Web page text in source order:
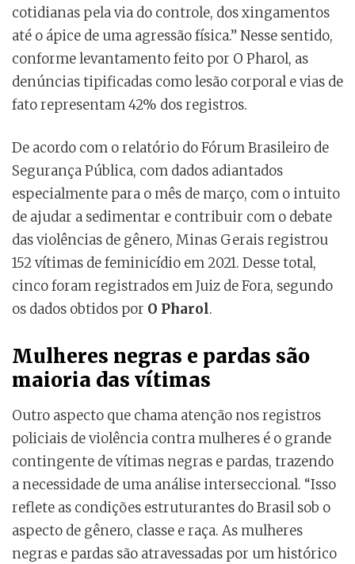
cotidianas pela via do controle, dos xingamentos
até o ápice de uma agressão física.” Nesse sentido,
conforme levantamento feito por O Pharol, as
denúncias tipificadas como lesão corporal e vias de
fato representam 42% dos registros.
De acordo com o relatório do Fórum Brasileiro de
Segurança Pública, com dados adiantados
especialmente para o mês de março, com o intuito
de ajudar a sedimentar e contribuir com o debate
das violências de gênero, Minas Gerais registrou
152 vítimas de feminicídio em 2021. Desse total,
cinco foram registrados em Juiz de Fora, segundo
os dados obtidos por O Pharol.
Mulheres negras e pardas são
maioria das vítimas
Outro aspecto que chama atenção nos registros
policiais de violência contra mulheres é o grande
contingente de vítimas negras e pardas, trazendo
a necessidade de uma análise interseccional. “Isso
reflete as condições estruturantes do Brasil sob o
aspecto de gênero, classe e raça. As mulheres
negras e pardas são atravessadas por um histórico